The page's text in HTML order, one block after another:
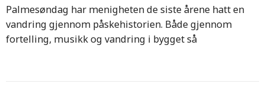
Palmesøndag har menigheten de siste årene hatt en
vandring gjennom påskehistorien. Både gjennom
fortelling, musikk og vandring i bygget så